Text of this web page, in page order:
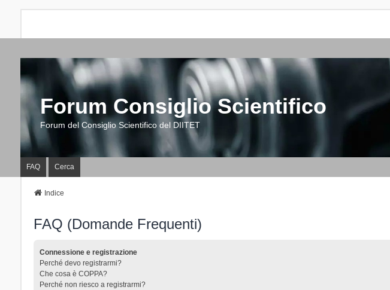
Forum Consiglio Scientifico
Forum del Consiglio Scientifico del DIITET
FAQ Cerca
Indice
FAQ (Domande Frequenti)
Connessione e registrazione
Perché devo registrarmi?
Che cosa è COPPA?
Perché non riesco a registrarmi?